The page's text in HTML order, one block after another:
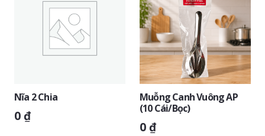
Nĩa 2 Chia
0₫
Muỗng Canh Vuông AP
(10 Cái/bọc)
0₫